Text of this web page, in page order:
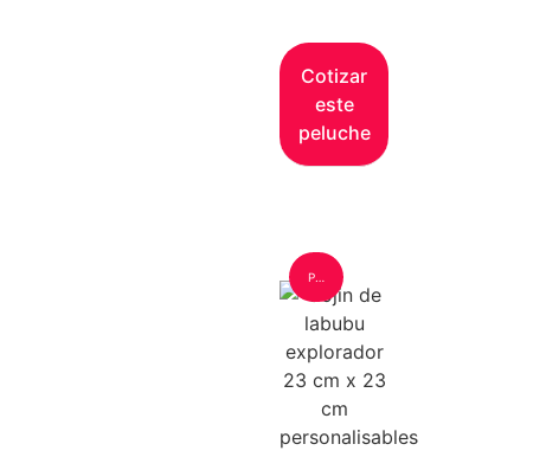
Cotizar
este
peluche
Peluche: Grande